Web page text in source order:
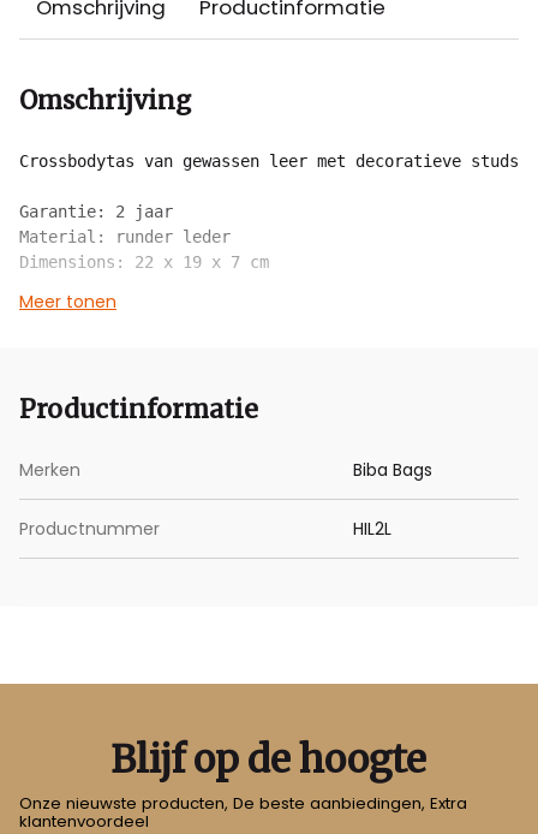
Omschrijving Productinformatie
Omschrijving
Crossbodytas van gewassen leer met decoratieve
Garantie: 2 jaar
Material: runder leder
Dimensions: 22 x 19 x 7 cm
Meer tonen
Productinformatie
Merken Biba Bags
Productnummer HIL2L
Blijf op de hoogte
Onze nieuwste producten, De beste aanbiedingen, Extra
klantenvoordeel